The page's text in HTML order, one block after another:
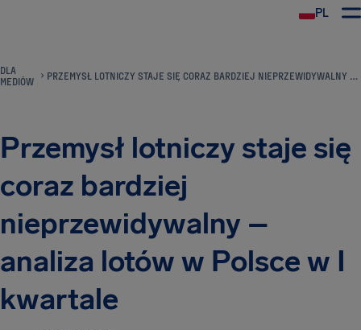
PL
DLA
MEDIÓW
PRZEMYSŁ LOTNICZY STAJE SIĘ CORAZ BARDZIEJ NIEPRZEWIDYWALNY – ANALIZA LOTÓW W POLSCE W I KWARTALE
Przemysł lotniczy staje się
coraz bardziej
nieprzewidywalny –
analiza lotów w Polsce w I
kwartale